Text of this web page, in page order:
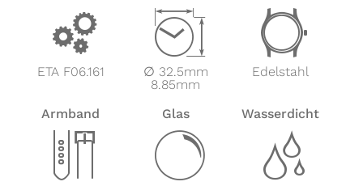
v
ETA F06.161
Z
∅ 32.5mm
8.85mm
w
Edelstahl
Armband
x
Glas
y
Wasserdicht
z